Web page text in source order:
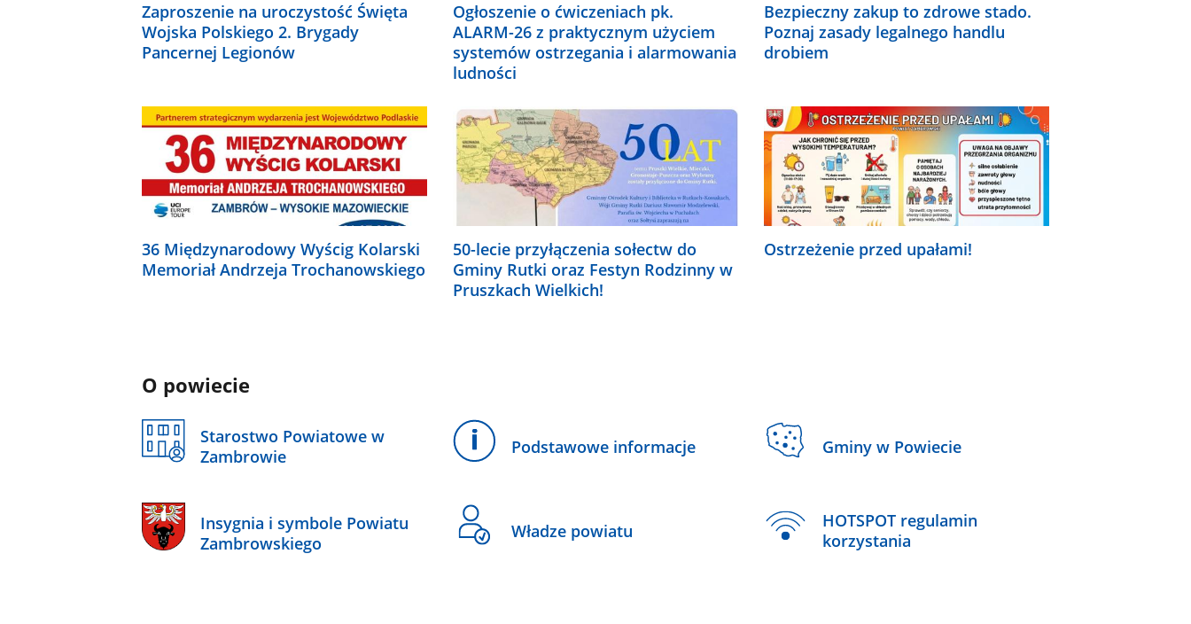
Zaproszenie na uroczystość Święta
Wojska Polskiego 2. Brygady
Pancernej Legionów
Ogłoszenie o ćwiczeniach pk.
ALARM-26 z praktycznym użyciem
systemów ostrzegania i alarmowania
ludności
Bezpieczny zakup to zdrowe stado.
Poznaj zasady legalnego handlu
drobiem
36 Międzynarodowy Wyścig Kolarski
Memoriał Andrzeja Trochanowskiego
50-lecie przyłączenia sołectw do
Gminy Rutki oraz Festyn Rodzinny w
Pruszkach Wielkich!
Ostrzeżenie przed upałami!
O powiecie
Starostwo Powiatowe w
Zambrowie
Podstawowe informacje Gminy w Powiecie
Insygnia i symbole Powiatu
Zambrowskiego
Władze powiatu
HOTSPOT regulamin
korzystania